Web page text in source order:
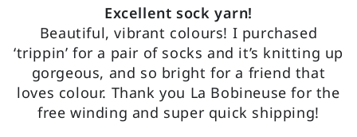
Excellent sock yarn!
Beautiful, vibrant colours! I purchased
‘trippin’ for a pair of socks and it’s knitting up
gorgeous, and so bright for a friend that
loves colour. Thank you La Bobineuse for the
free winding and super quick shipping!